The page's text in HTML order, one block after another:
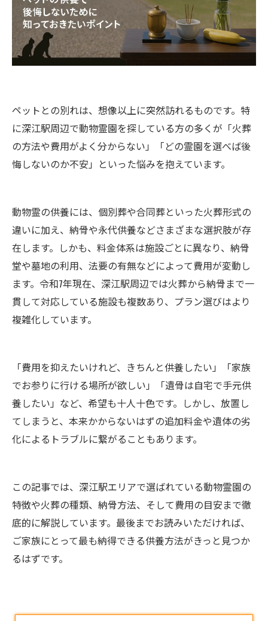
ペットとの別れは、想像以上に突然訪れるものです。特
に深江駅周辺で動物霊園を探している方の多くが「火葬
の方法や費用がよく分からない」「どの霊園を選べば後
悔しないのか不安」といった悩みを抱えています。
動物霊の供養には、個別葬や合同葬といった火葬形式の
違いに加え、納骨や永代供養などさまざまな選択肢が存
在します。しかも、料金体系は施設ごとに異なり、納骨
堂や墓地の利用、法要の有無などによって費用が変動し
ます。令和7年現在、深江駅周辺では火葬から納骨まで一
貫して対応している施設も複数あり、プラン選びはより
複雑化しています。
「費用を抑えたいけれど、きちんと供養したい」「家族
でお参りに行ける場所が欲しい」「遺骨は自宅で手元供
養したい」など、希望も十人十色です。しかし、放置し
てしまうと、本来かからないはずの追加料金や遺体の劣
化によるトラブルに繋がることもあります。
この記事では、深江駅エリアで選ばれている動物霊園の
特徴や火葬の種類、納骨方法、そして費用の目安まで徹
底的に解説しています。最後までお読みいただければ、
ご家族にとって最も納得できる供養方法がきっと見つか
るはずです。